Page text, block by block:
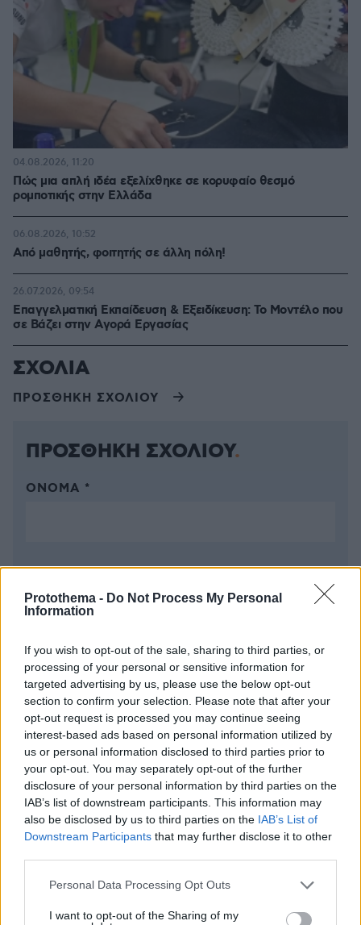
Protothema - Do Not Process My Personal
Information
If you wish to opt-out of the sale, sharing to third parties, or
processing of your personal or sensitive information for
targeted advertising by us, please use the below opt-out
section to confirm your selection. Please note that after your
opt-out request is processed you may continue seeing
interest-based ads based on personal information utilized by
us or personal information disclosed to third parties prior to
your opt-out. You may separately opt-out of the further
disclosure of your personal information by third parties on the
IAB’s list of downstream participants. This information may
also be disclosed by us to third parties on the IAB’s List of
Downstream Participants that may further disclose it to other
Please note that this website/app uses one or more Google
not limited to your visit or usage behaviour. You may click to
Personal Data Processing Opt Outs
I want to opt-out of the Sharing of my
Πώς μια απλή ιδέα εξελίχθηκε σε κορυφαίο θεσμό
ρομποτικής στην Ελλάδα
04.08.2026, 11:20
Από μαθητής, φοιτητής σε άλλη πόλη!
06.08.2026, 10:52
Επαγγελματική Εκπαίδευση & Εξειδίκευση: Το Mοντέλο που
σε Bάζει στην Aγορά Eργασίας
26.07.2026, 09:54
ΣΧΟΛΙΑ
ΠΡΟΣΘΗΚΗ ΣΧΟΛΙΟΥ
ΠΡΟΣΘΗΚΗ ΣΧΟΛΙΟΥ
ΌΝΟΜΑ *
ΣΧΌΛΙΟ *
Απομένουν2500χαρακτήρες